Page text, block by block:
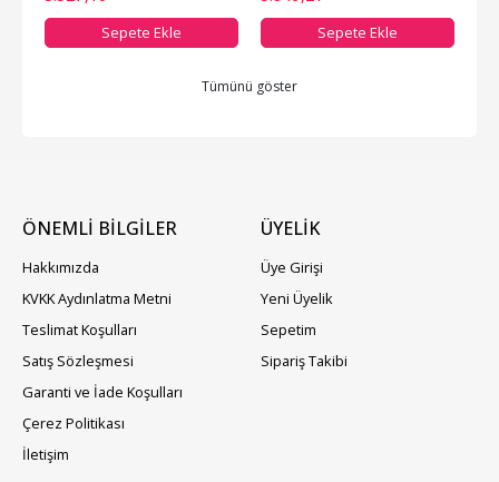
Sepete Ekle Sepete Ekle
Tümünü göster
ÖNEMLİ BİLGİLER
Hakkımızda
KVKK Aydınlatma Metni
Teslimat Koşulları
Satış Sözleşmesi
Garanti ve İade Koşulları
Çerez Politikası
İletişim
ÜYELIK
Üye Girişi
Yeni Üyelik
Sepetim
Sipariş Takibi